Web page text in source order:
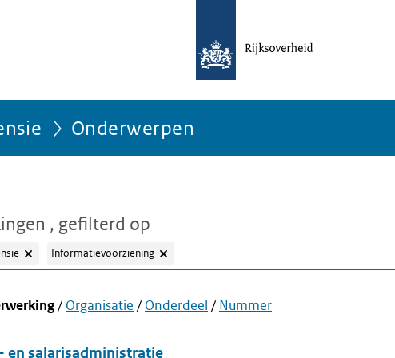
Onderwerpen
, gefilterd op
Informatievoorziening
/ Organisatie / Onderdeel / Nummer
en salarisadministratie